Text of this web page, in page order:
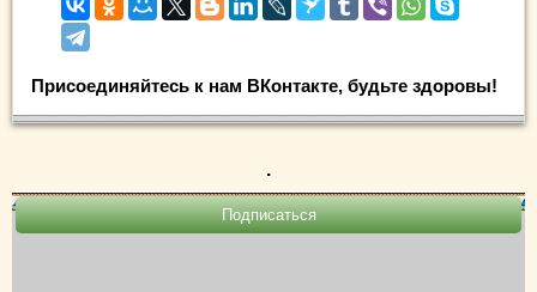
Присоединяйтесь к нам ВКонтакте, будьте здоровы!
.